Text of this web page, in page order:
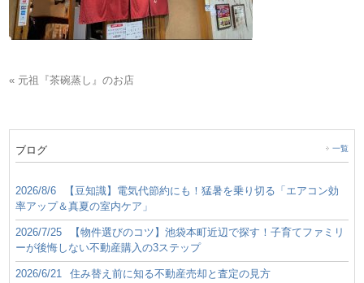
« 元祖『茶碗蒸し』のお店
ブログ 一覧
2026/8/6
【豆知識】電気代節約にも！猛暑を乗り切る「エアコン効
率アップ＆真夏の室内ケア」
2026/7/25
【物件選びのコツ】池袋本町近辺で探す！子育てファミリ
ーが後悔しない不動産購入の3ステップ
2026/6/21 住み替え前に知る不動産売却と査定の見方